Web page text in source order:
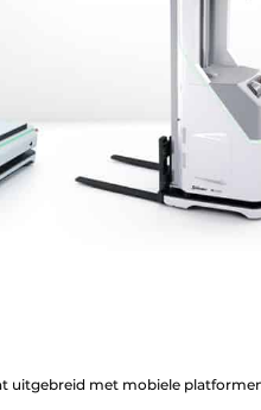
uitgebreid met mobiele